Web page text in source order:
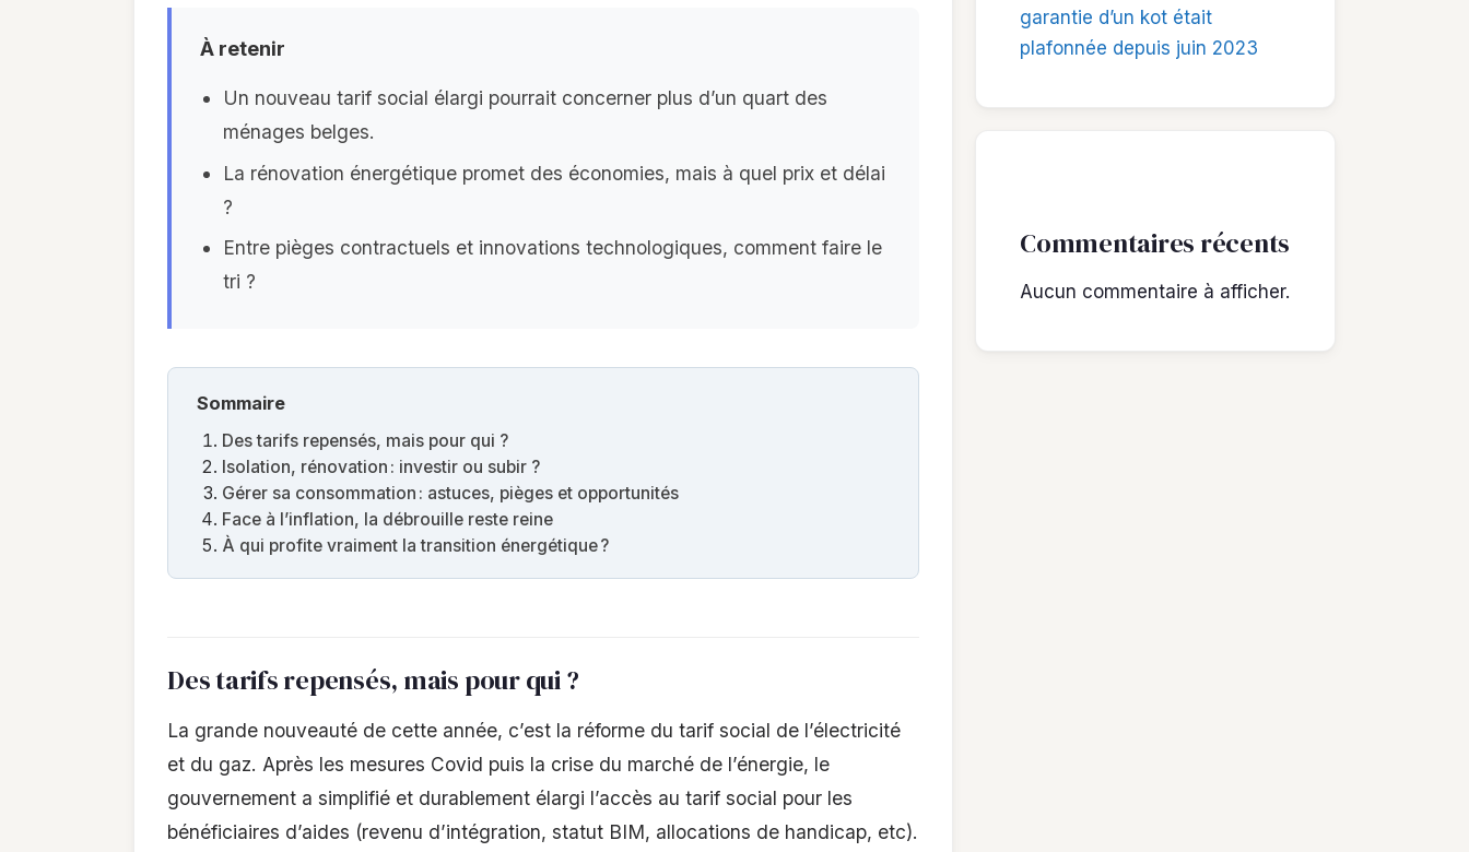
À retenir
Un nouveau tarif social élargi pourrait concerner plus d’un quart des
ménages belges.
La rénovation énergétique promet des économies, mais à quel prix et délai
?
Entre pièges contractuels et innovations technologiques, comment faire le
tri ?
Sommaire
Des tarifs repensés, mais pour qui ?
Isolation, rénovation : investir ou subir ?
Gérer sa consommation : astuces, pièges et opportunités
Face à l’inflation, la débrouille reste reine
À qui profite vraiment la transition énergétique ?
Des tarifs repensés, mais pour qui ?
La grande nouveauté de cette année, c’est la réforme du tarif social de l’électricité
et du gaz. Après les mesures Covid puis la crise du marché de l’énergie, le
gouvernement a simplifié et durablement élargi l’accès au tarif social pour les
bénéficiaires d’aides (revenu d’intégration, statut BIM, allocations de handicap, etc).
garantie d’un kot était
plafonnée depuis juin 2023
Commentaires récents
Aucun commentaire à afficher.